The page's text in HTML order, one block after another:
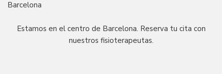
Barcelona
Estamos en el centro de Barcelona. Reserva tu cita con
nuestros fisioterapeutas.